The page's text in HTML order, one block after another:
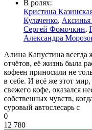
В ролях:
Кристина
Кулаченко,
Сергей Фомочкин,
Александра
Алина Капустина всегда
отчётов, её жизнь была
кофеен приносили не
в себе. И всё же этот
свежего кофе, оказался
собственных чувств,
суровый автослесарь с
0
12 780